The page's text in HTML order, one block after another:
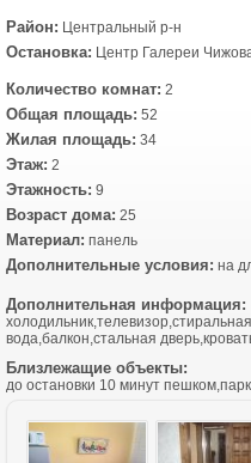
Район: Центральный р-н
Остановка: Центр Галереи
Количество комнат: 2
Общая площадь: 52
Жилая площадь: 34
Этаж: 2
Этажность: 9
Возраст дома: 25
Материал: панель
Дополнительные условия: на
Дополнительная информация:
вода,балкон,стальная
Близлежащие объекты:
до остановки 10 минут